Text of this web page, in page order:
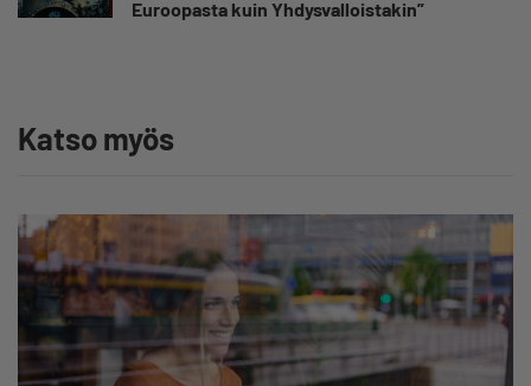
Euroopasta kuin Yhdysvalloistakin”
Katso myös